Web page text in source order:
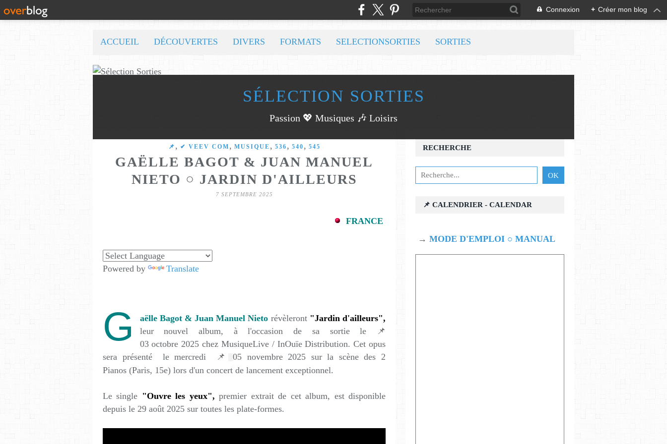
Connexion + Créer mon blog
SÉLECTION SORTIES
Passion 💖 Musiques 🎶 Loisirs
ACCUEIL DÉCOUVERTES DIVERS FORMATS SELECTIONSORTIES SORTIES
​​​​​​​📌 , ✔ VEEV COM , MUSIQUE , 536 , 540 , 545
GAËLLE BAGOT & JUAN MANUEL
NIETO ○ JARDIN D'AILLEURS
7 SEPTEMBRE 2025
FRANCE
Powered by Translate
G aëlle Bagot & Juan Manuel Nieto révèleront "Jardin d'ailleurs",
leur nouvel album, à l'occasion de sa sortie le 📌
03 octobre 2025 chez MusiqueLive / InOuïe Distribution. Cet opus
sera présenté le mercredi 📌
05 novembre 2025 sur la scène des 2
Pianos (Paris, 15e) lors d'un concert de lancement exceptionnel.
Le single "Ouvre les yeux", premier extrait de cet album, est disponible
depuis le 29 août 2025 sur toutes les plate-formes.
RECHERCHE
📌 CALENDRIER - CALENDAR
→ MODE D'EMPLOI ○ MANUAL